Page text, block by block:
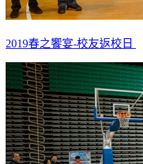
2019春之饗宴-校友返校日